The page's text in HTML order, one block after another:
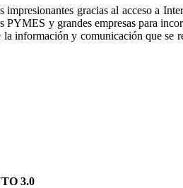
gracias al acceso a
y grandes empresas para
información y comunicación que se
3.0